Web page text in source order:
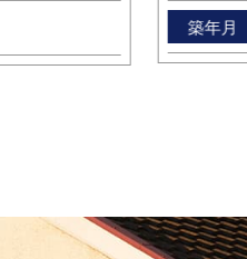
築年月